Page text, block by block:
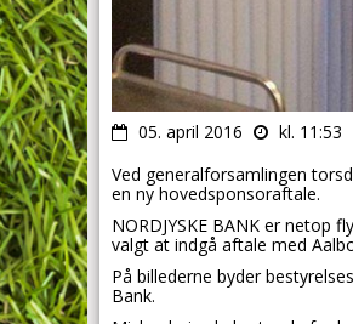
05. april 2016
kl. 11:53
Ved generalforsamlingen
en ny hovedsponsoraftale.
NORDJYSKE BANK er netop
valgt at indgå aftale med
På billederne byder
Bank.